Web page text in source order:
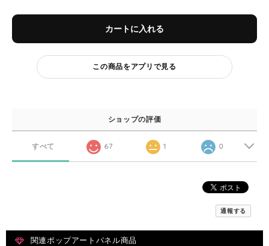
カートに入れる
この商品をアプリで見る
ショップの評価
すべて 67 1 0
通報する
関連ポップアートパネル商品